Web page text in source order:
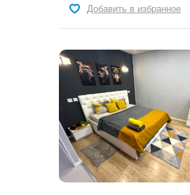
Добавить в избранное